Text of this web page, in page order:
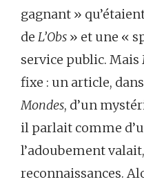
gagnant »
de L’Obs » et une «
service public.
fixe : un article,
Mondes, d’un
il parlait comme
l’adoubement
reconnaissances.